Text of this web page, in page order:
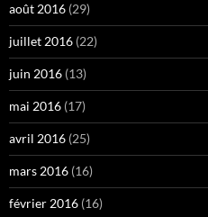
août 2016 (29)
juillet 2016 (22)
juin 2016 (13)
mai 2016 (17)
avril 2016 (25)
mars 2016 (16)
février 2016 (16)